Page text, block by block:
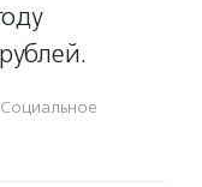
Социальное